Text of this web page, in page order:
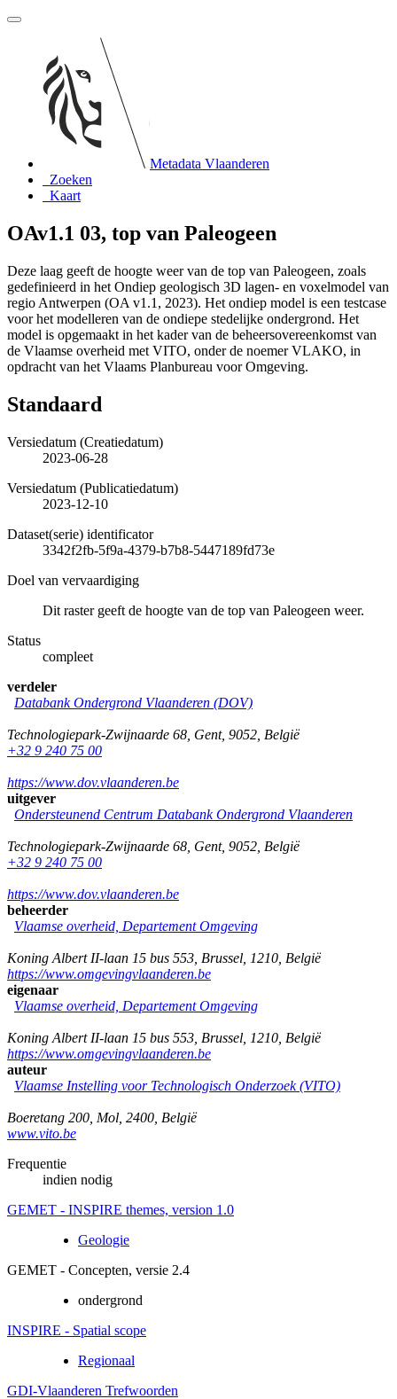
Metadata Vlaanderen
Zoeken
Kaart
OAv1.1 03, top van Paleogeen
Deze laag geeft de hoogte weer van de top van Paleogeen, zoals
gedefinieerd in het Ondiep geologisch 3D lagen- en voxelmodel van
regio Antwerpen (OA v1.1, 2023). Het ondiep model is een testcase
voor het modelleren van de ondiepe stedelijke ondergrond. Het
model is opgemaakt in het kader van de beheersovereenkomst van
de Vlaamse overheid met VITO, onder de noemer VLAKO, in
opdracht van het Vlaams Planbureau voor Omgeving.
Standaard
Versiedatum (Creatiedatum)
2023-06-28
Versiedatum (Publicatiedatum)
2023-12-10
Dataset(serie) identificator
3342f2fb-5f9a-4379-b7b8-5447189fd73e
Doel van vervaardiging
Dit raster geeft de hoogte van de top van Paleogeen weer.
Status
compleet
verdeler
Databank Ondergrond Vlaanderen (DOV)
Technologiepark-Zwijnaarde 68 Gent, 9052 België
+32 9 240 75 00
https://www.dov.vlaanderen.be
uitgever
Ondersteunend Centrum Databank Ondergrond Vlaanderen
Technologiepark-Zwijnaarde 68 Gent, 9052 België
+32 9 240 75 00
https://www.dov.vlaanderen.be
beheerder
Vlaamse overheid, Departement Omgeving
Koning Albert II-laan 15 bus 553 Brussel 1210 België
https://www.omgevingvlaanderen.be
eigenaar
Vlaamse overheid, Departement Omgeving
Koning Albert II-laan 15 bus 553 Brussel 1210 België
https://www.omgevingvlaanderen.be
auteur
Vlaamse Instelling voor Technologisch Onderzoek (VITO)
Boeretang 200 Mol 2400 België
www.vito.be
Frequentie
indien nodig
GEMET - INSPIRE themes, version 1.0
Geologie
GEMET - Concepten, versie 2.4
ondergrond
INSPIRE - Spatial scope
Regionaal
GDI-Vlaanderen Trefwoorden